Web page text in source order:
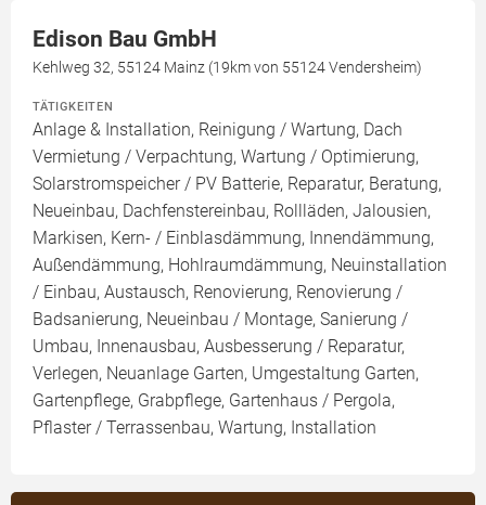
Edison Bau GmbH
Kehlweg 32, 55124 Mainz (19km von 55124 Vendersheim)
TÄTIGKEITEN
Anlage & Installation, Reinigung / Wartung, Dach
Vermietung / Verpachtung, Wartung / Optimierung,
Solarstromspeicher / PV Batterie, Reparatur, Beratung,
Neueinbau, Dachfenstereinbau, Rollläden, Jalousien,
Markisen, Kern- / Einblasdämmung, Innendämmung,
Außendämmung, Hohlraumdämmung, Neuinstallation
/ Einbau, Austausch, Renovierung, Renovierung /
Badsanierung, Neueinbau / Montage, Sanierung /
Umbau, Innenausbau, Ausbesserung / Reparatur,
Verlegen, Neuanlage Garten, Umgestaltung Garten,
Gartenpflege, Grabpflege, Gartenhaus / Pergola,
Pflaster / Terrassenbau, Wartung, Installation